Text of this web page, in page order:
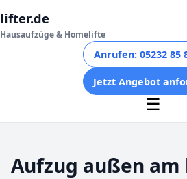
lifter.de
Hausaufzüge & Homelifte
Anrufen: 05232 85
Jetzt Angebot
☰
Aufzug außen am